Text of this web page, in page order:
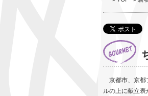
京都市、京都
ルの上に献立表